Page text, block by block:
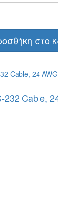
στο
232 Cable,